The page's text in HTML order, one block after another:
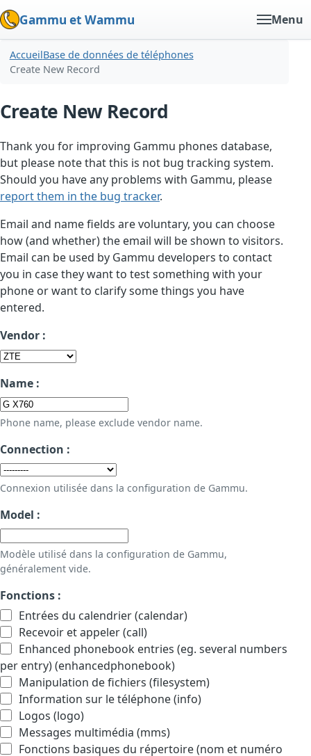
Gammu et Wammu Menu
AccueilBase de données de téléphones
Create New Record
Create New Record
Thank you for improving Gammu phones database,
but please note that this is not bug tracking system.
Should you have any problems with Gammu, please
report them in the bug tracker.
Email and name fields are voluntary, you can choose
how (and whether) the email will be shown to visitors.
Email can be used by Gammu developers to contact
you in case they want to test something with your
phone or want to clarify some things you have
entered.
Vendor :
Name :
Phone name, please exclude vendor name.
Connection :
Connexion utilisée dans la configuration de Gammu.
Model :
Modèle utilisé dans la configuration de Gammu,
généralement vide.
Fonctions :
Entrées du calendrier (calendar)
Recevoir et appeler (call)
Enhanced phonebook entries (eg. several numbers
per entry) (enhancedphonebook)
Manipulation de fichiers (filesystem)
Information sur le téléphone (info)
Logos (logo)
Messages multimédia (mms)
Fonctions basiques du répertoire (nom et numéro